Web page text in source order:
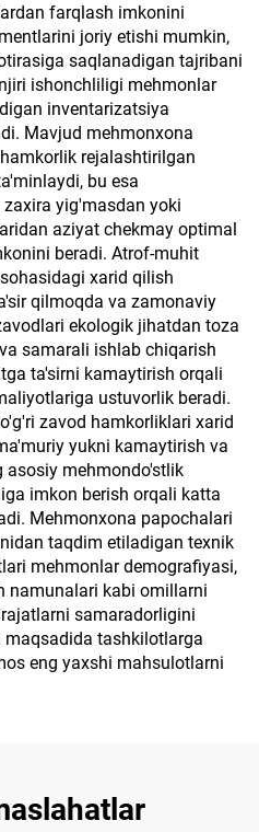
farqlash imkonini
joriy etishi mumkin,
saqlanadigan tajribani
ishonchliligi mehmonlar
inventarizatsiya
Mavjud mehmonxona
rejalashtirilgan
bu esa
yig'masdan yoki
aziyat chekmay optimal
beradi. Atrof-muhit
xarid qilish
qilmoqda va zamonaviy
ekologik jihatdan toza
samarali ishlab chiqarish
ta'sirni kamaytirish orqali
ustuvorlik beradi.
zavod hamkorliklari xarid
yukni kamaytirish va
mehmondo'stlik
imkon berish orqali katta
Mehmonxona papochalari
taqdim etiladigan texnik
mehmonlar demografiyasi,
namunalari kabi omillarni
samaradorligini
tashkilotlarga
eng yaxshi mahsulotlarni